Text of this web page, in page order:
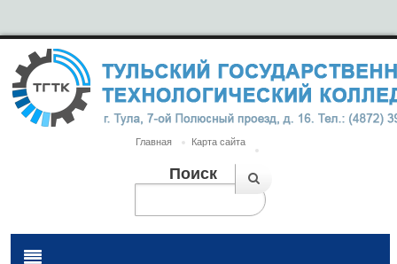
Главная Карта сайта
Поиск